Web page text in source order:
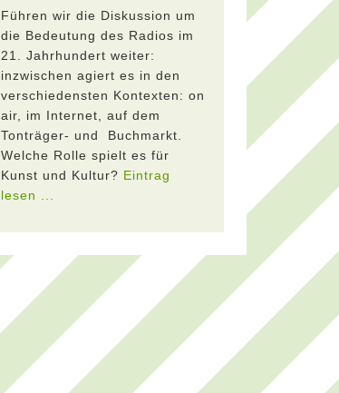
Führen wir die Diskussion um
die Bedeutung des Radios im
21. Jahrhundert weiter:
inzwischen agiert es in den
verschiedensten Kontexten: on
air, im Internet, auf dem
Tonträger- und Buchmarkt.
Welche Rolle spielt es für
Kunst und Kultur? Eintrag
lesen ...